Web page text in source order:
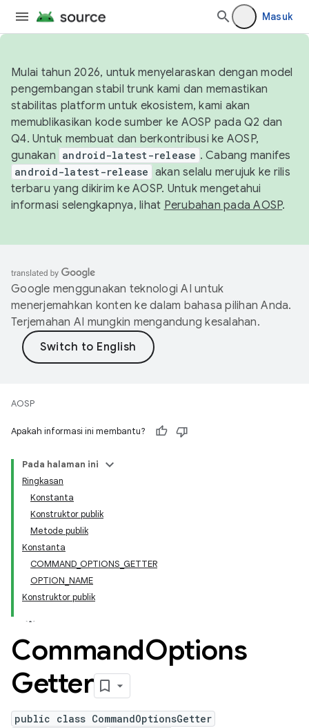
Masuk
Mulai tahun 2026, untuk menyelaraskan dengan model
pengembangan stabil trunk kami dan memastikan
stabilitas platform untuk ekosistem, kami akan
memublikasikan kode sumber ke AOSP pada Q2 dan
Q4. Untuk membuat dan berkontribusi ke AOSP,
gunakan android-latest-release . Cabang manifes
android-latest-release akan selalu merujuk ke rilis
terbaru yang dikirim ke AOSP. Untuk mengetahui
informasi selengkapnya, lihat Perubahan pada AOSP.
Google menggunakan teknologi AI untuk
menerjemahkan konten ke dalam bahasa pilihan Anda.
Terjemahan AI mungkin mengandung kesalahan.
AOSP
Apakah informasi ini membantu?
Pada halaman ini
Ringkasan
Konstanta
Konstruktor publik
Metode publik
Konstanta
COMMAND_OPTIONS_GETTER
OPTION_NAME
Konstruktor publik
CommandOptions
Getter
public class CommandOptionsGetter